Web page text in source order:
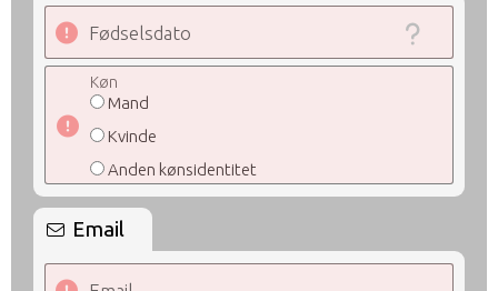
Fødselsdato
Køn
Mand
Kvinde
Anden kønsidentitet
Email